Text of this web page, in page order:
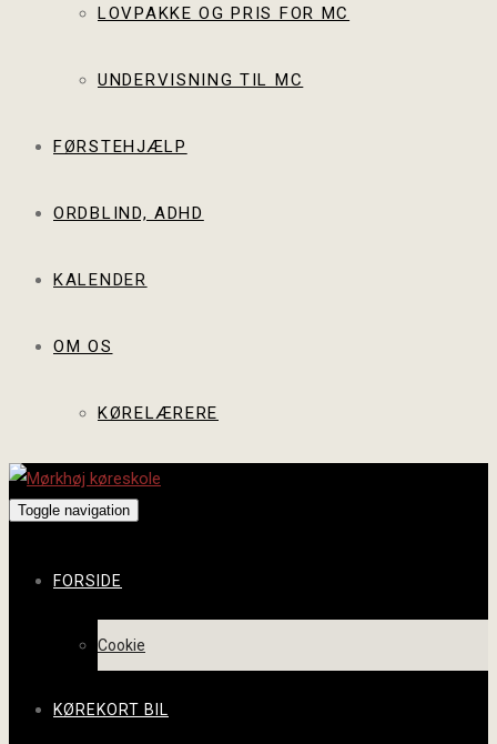
LOVPAKKE OG PRIS FOR MC
UNDERVISNING TIL MC
FØRSTEHJÆLP
ORDBLIND, ADHD
KALENDER
OM OS
KØRELÆRERE
Toggle navigation
FORSIDE
Cookie
KØREKORT BIL